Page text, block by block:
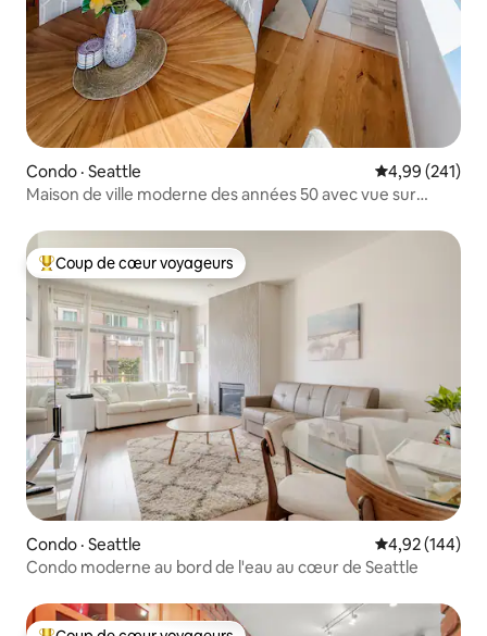
Condo · Seattle Note
4,99 (241)
Maison de ville moderne des années 50 avec vue sur
Coup de cœur voyageurs parmi les plus aimés
Coup de cœur voyageurs
Condo · Seattle Note
4,92 (144)
Condo moderne au bord de l'eau au cœur de Seattle